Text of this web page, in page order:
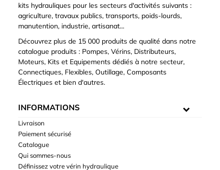
kits hydrauliques pour les secteurs d'activités suivants :
agriculture, travaux publics, transports, poids-lourds,
manutention, industrie, artisanat...
Découvrez plus de 15 000 produits de qualité dans notre
catalogue produits : Pompes, Vérins, Distributeurs,
Moteurs, Kits et Equipements dédiés à notre secteur,
Connectiques, Flexibles, Outillage, Composants
Électriques et bien d'autres.
INFORMATIONS
Livraison
Paiement sécurisé
Catalogue
Qui sommes-nous
Définissez votre vérin hydraulique